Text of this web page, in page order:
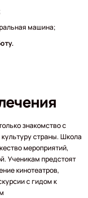
машина;
знакомство с
страны. Школа
мероприятий,
Ученикам предстоят
кинотеатров,
с гидом к